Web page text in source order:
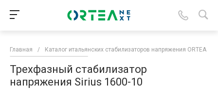
Главная / Каталог итальянских стабилизаторов напряжения ORTEA
Трехфазный стабилизатор
напряжения Sirius 1600-10